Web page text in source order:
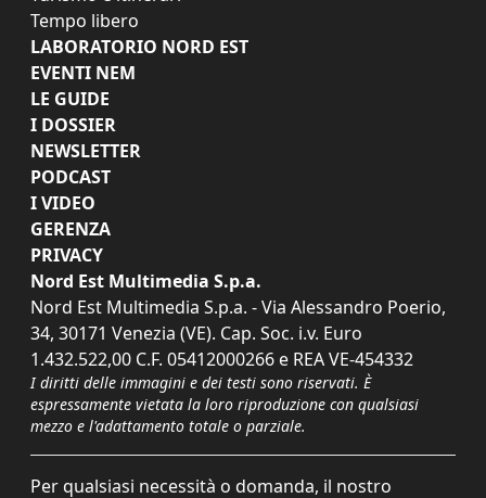
Tempo libero
LABORATORIO NORD EST
EVENTI NEM
LE GUIDE
I DOSSIER
NEWSLETTER
PODCAST
I VIDEO
GERENZA
PRIVACY
Nord Est Multimedia S.p.a.
Nord Est Multimedia S.p.a. - Via Alessandro Poerio,
34, 30171 Venezia (VE). Cap. Soc. i.v. Euro
1.432.522,00 C.F. 05412000266 e REA VE-454332
I diritti delle immagini e dei testi sono riservati. È
espressamente vietata la loro riproduzione con qualsiasi
mezzo e l'adattamento totale o parziale.
Per qualsiasi necessità o domanda, il nostro